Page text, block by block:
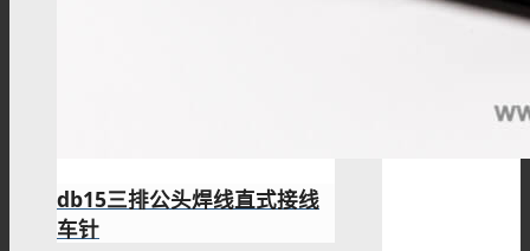
db15三排公头焊线直式接线
车针